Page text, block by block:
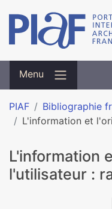
Menu
PIAF
Bibliographie
L'information et
L'information
l'utilisateur :